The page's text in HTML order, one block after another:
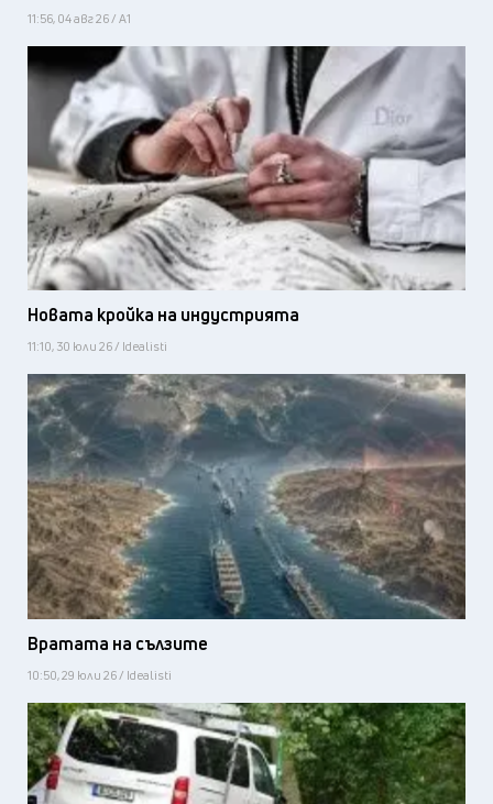
11:56, 04 авг 26 / А1
Новата кройка на индустрията
11:10, 30 юли 26 / Idealisti
Вратата на сълзите
10:50, 29 юли 26 / Idealisti